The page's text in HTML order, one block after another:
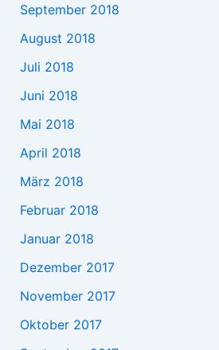
September 2018
August 2018
Juli 2018
Juni 2018
Mai 2018
April 2018
März 2018
Februar 2018
Januar 2018
Dezember 2017
November 2017
Oktober 2017